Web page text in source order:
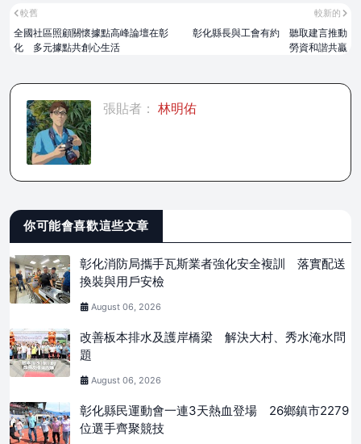
較新的
彰化縣長與工會有約 聽取建言推動
勞資和諧共贏
較舊
全國社區照顧關懷據點高峰論壇在彰
化 多元據點共創心生活
張貼者： 林明佑
你可能會喜歡這些文章
彰化消防局攜手瓦斯業者強化安全複訓 落實配送
換裝與用戶安檢
August 06, 2026
改善板本排水及護岸橋梁 解決大村、秀水淹水問
題
August 06, 2026
彰化縣民運動會一連3天熱血登場 26鄉鎮市2279
位選手齊聚競技